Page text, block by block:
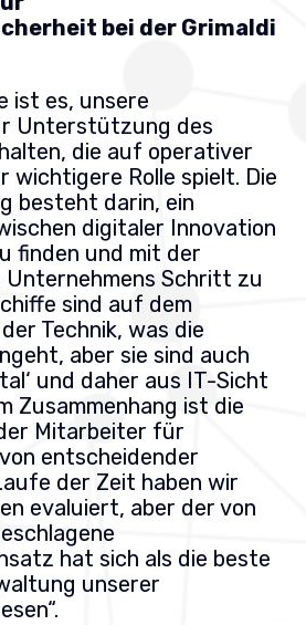
bei der Grimaldi
ist es, unsere
Unterstützung des
die auf operativer
wichtigere Rolle spielt. Die
besteht darin, ein
digitaler Innovation
finden und mit der
Unternehmens Schritt zu
sind auf dem
Technik, was die
aber sie sind auch
und daher aus IT-Sicht
Zusammenhang ist die
Mitarbeiter für
entscheidender
der Zeit haben wir
evaluiert, aber der von
hat sich als die beste
unserer